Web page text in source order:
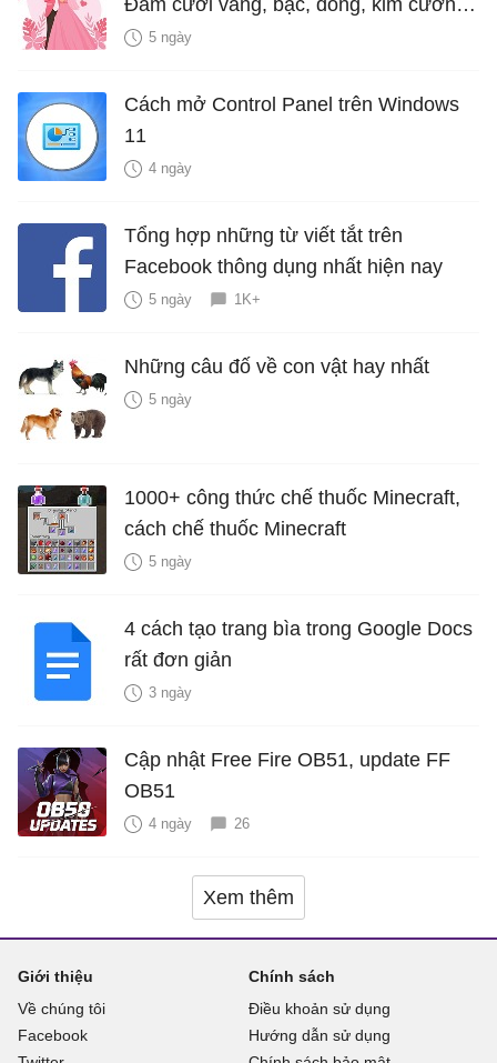
là bao nhiêu năm?
5 ngày
Cách mở Control Panel trên Windows
11
4 ngày
Tổng hợp những từ viết tắt trên
Facebook thông dụng nhất hiện nay
5 ngày 1K+
Những câu đố về con vật hay nhất
5 ngày
1000+ công thức chế thuốc Minecraft,
cách chế thuốc Minecraft
5 ngày
4 cách tạo trang bìa trong Google Docs
rất đơn giản
3 ngày
Cập nhật Free Fire OB51, update FF
OB51
4 ngày 26
Xem thêm
Giới thiệu
Về chúng tôi
Facebook
Chính sách
Điều khoản sử dụng
Hướng dẫn sử dụng